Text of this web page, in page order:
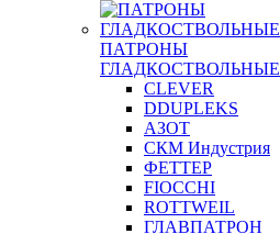
ПАТРОНЫ
ГЛАДКОСТВОЛЬНЫЕ
CLEVER
DDUPLEKS
АЗОТ
СКМ Индустрия
ФЕТТЕР
FIOCCHI
ROTTWEIL
ГЛАВПАТРОН